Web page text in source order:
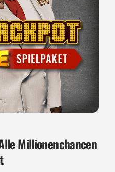
Millionenchancen